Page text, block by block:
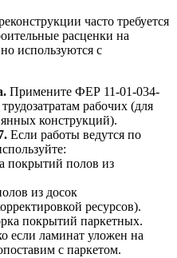
часто требуется
расценки на
используются с
Примените ФЕР 11-01-034-
рабочих (для
конструкций).
Если работы ведутся по
покрытий полов из
из досок
ресурсов).
покрытий паркетных.
если ламинат уложен на
с паркетом.